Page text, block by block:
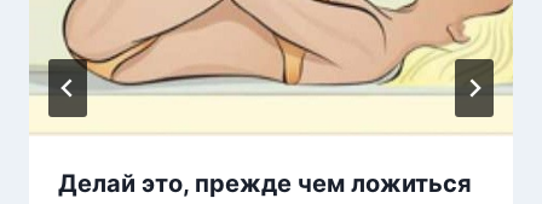
Делай это, прежде чем ложиться